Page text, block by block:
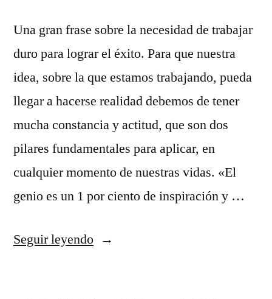
Una gran frase sobre la necesidad de trabajar
duro para lograr el éxito. Para que nuestra
idea, sobre la que estamos trabajando, pueda
llegar a hacerse realidad debemos de tener
mucha constancia y actitud, que son dos
pilares fundamentales para aplicar, en
cualquier momento de nuestras vidas. «El
genio es un 1 por ciento de inspiración y …
Seguir leyendo«El